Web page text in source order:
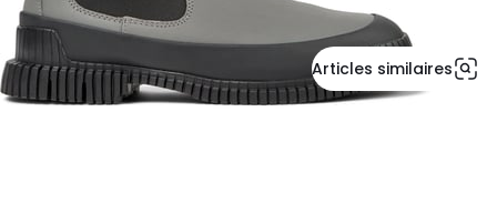
Articles similaires